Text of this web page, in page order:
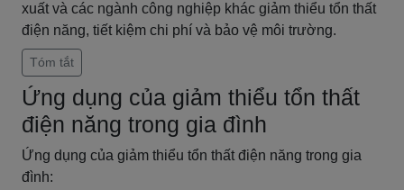
xuất và các ngành công nghiệp khác giảm thiểu tổn thất
điện năng, tiết kiệm chi phí và bảo vệ môi trường.
Tóm tắt
Ứng dụng của giảm thiểu tổn thất
điện năng trong gia đình
Ứng dụng của giảm thiểu tổn thất điện năng trong gia
đình: